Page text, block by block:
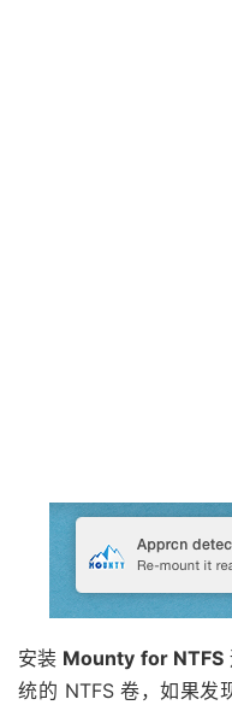
安装 Mounty for NTFS
统的 NTFS 卷，如果发